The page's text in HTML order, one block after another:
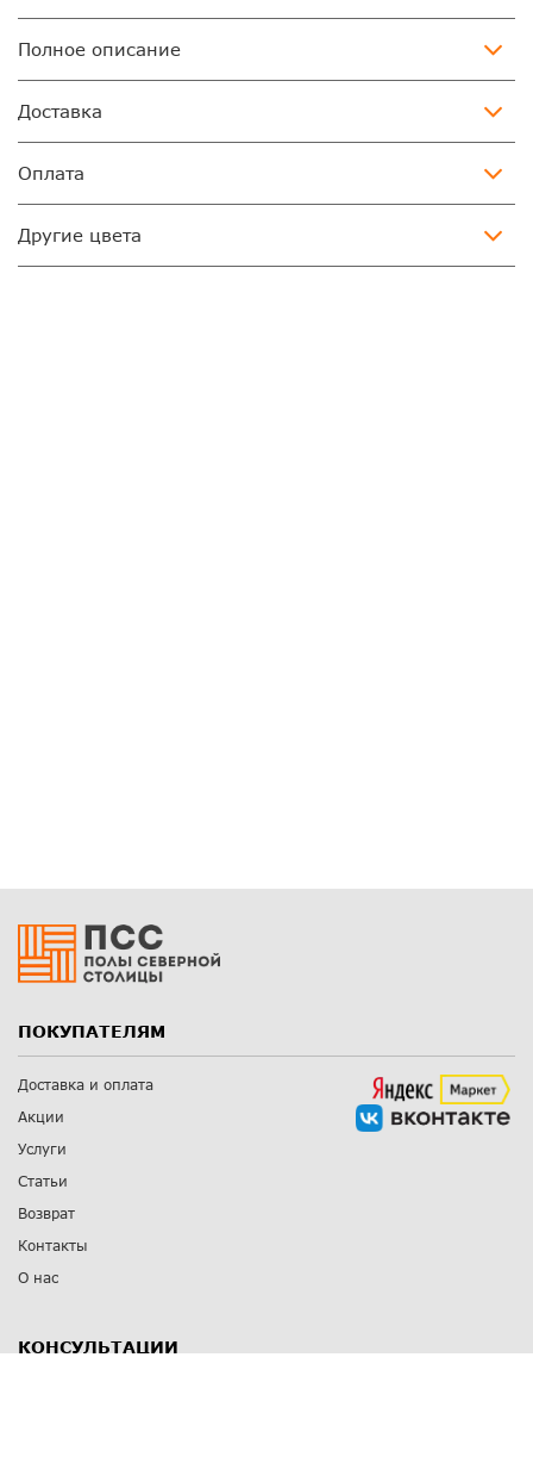
Полное описание
Доставка
Оплата
Другие цвета
ПОКУПАТЕЛЯМ
Доставка и оплата
Акции
Услуги
Статьи
Возврат
Контакты
О нас
КОНСУЛЬТАЦИИ